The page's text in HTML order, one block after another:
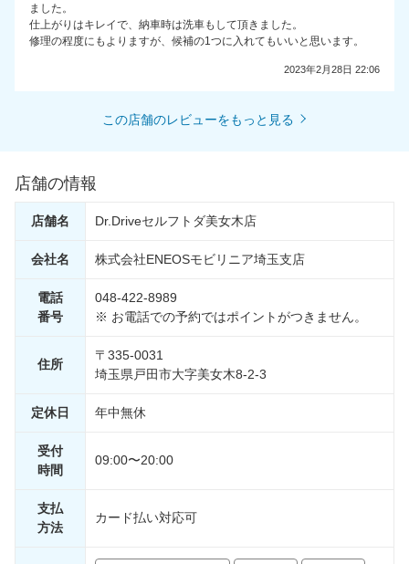
ました。
仕上がりはキレイで、納車時は洗車もして頂きました。
修理の程度にもよりますが、候補の1つに入れてもいいと思います。
2023年2月28日 22:06
この店舗のレビューをもっと見る
店舗の情報
店舗名 Dr.Driveセルフトダ美女木店
会社名 株式会社ENEOSモビリニア埼玉支店
電話
番号
048-422-8989
※ お電話での予約ではポイントがつきません。
住所
〒335-0031
埼玉県戸田市大字美女木8-2-3
定休日 年中無休
受付
時間
09:00〜20:00
支払
方法
カード払い対応可